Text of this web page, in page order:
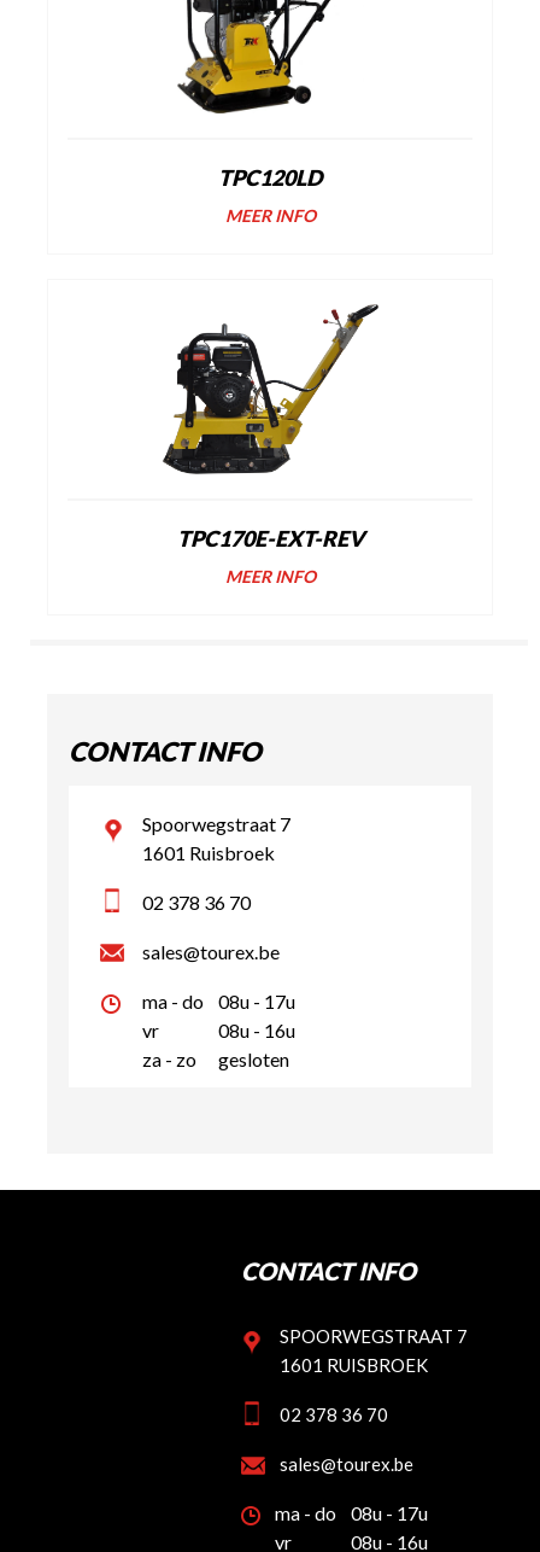
TPC120LD
MEER INFO
TPC170E-EXT-REV
MEER INFO
CONTACT INFO
Spoorwegstraat 7
1601 Ruisbroek
02 378 36 70
sales@tourex.be
ma - do
08u - 17u
vr
08u - 16u
za - zo
gesloten
CONTACT INFO
SPOORWEGSTRAAT 7
1601 RUISBROEK
02 378 36 70
sales@tourex.be
ma - do
08u - 17u
vr
08u - 16u